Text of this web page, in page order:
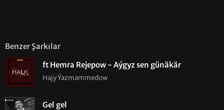
Benzer Şarkılar
ft Hemra Rejepow - Aýgyz sen günäkär
Hajy Ýazmammedow
Gel gel